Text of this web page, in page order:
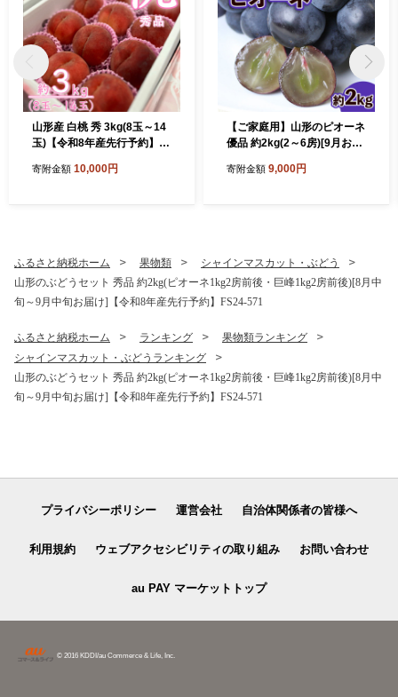
山形産 白桃 秀 3kg(8玉～14
玉)【令和8年産先行予約】F
寄附金額 10,000円
【ご家庭用】山形のピオーネ
優品 約2kg(2～6房)[9月お届
S23-645 くだもの 果物 フル
寄附金額 9,000円
ふるさと納税ホーム 果物類
シャインマスカット・ぶどう
山形のぶどうセット 秀品 約2kg(ピオーネ1kg2房前後・巨峰1kg2房前後)[8月中
旬～9月中旬お届け]【令和8年産先行予約】FS24-571
ふるさと納税ホーム ランキング
果物類ランキング
シャインマスカット・ぶどうランキング
山形のぶどうセット 秀品 約2kg(ピオーネ1kg2房前後・巨峰1kg2房前後)[8月中
旬～9月中旬お届け]【令和8年産先行予約】FS24-571
プライバシーポリシー 運営会社 自治体関係者の皆様へ
利用規約 ウェブアクセシビリティの取り組み お問い合わせ
au PAY マーケットトップ
© 2016 KDDI/au Commerce & Life, Inc.